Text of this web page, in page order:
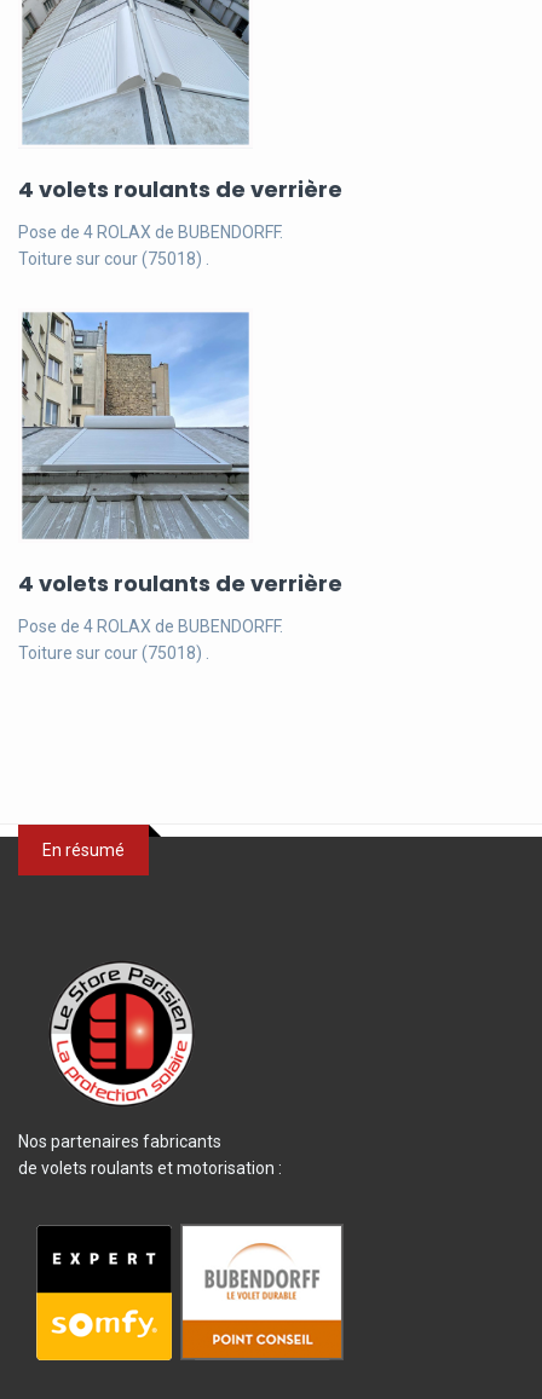
4 volets roulants de verrière
Pose de 4 ROLAX de BUBENDORFF.
Toiture sur cour (75018) .
4 volets roulants de verrière
Pose de 4 ROLAX de BUBENDORFF.
Toiture sur cour (75018) .
En résumé
Nos partenaires fabricants
de volets roulants et motorisation :